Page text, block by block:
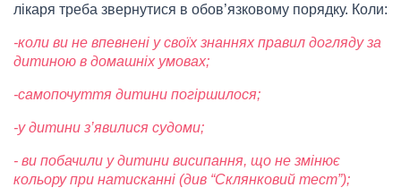
лікаря треба звернутися в обов’язковому порядку. Коли:
-коли ви не впевнені у своїх знаннях правил догляду за
дитиною в домашніх умовах;
-самопочуття дитини погіршилося;
-у дитини з’явилися судоми;
- ви побачили у дитини висипання, що не змінює
кольору при натисканні (див “Склянковий тест”);